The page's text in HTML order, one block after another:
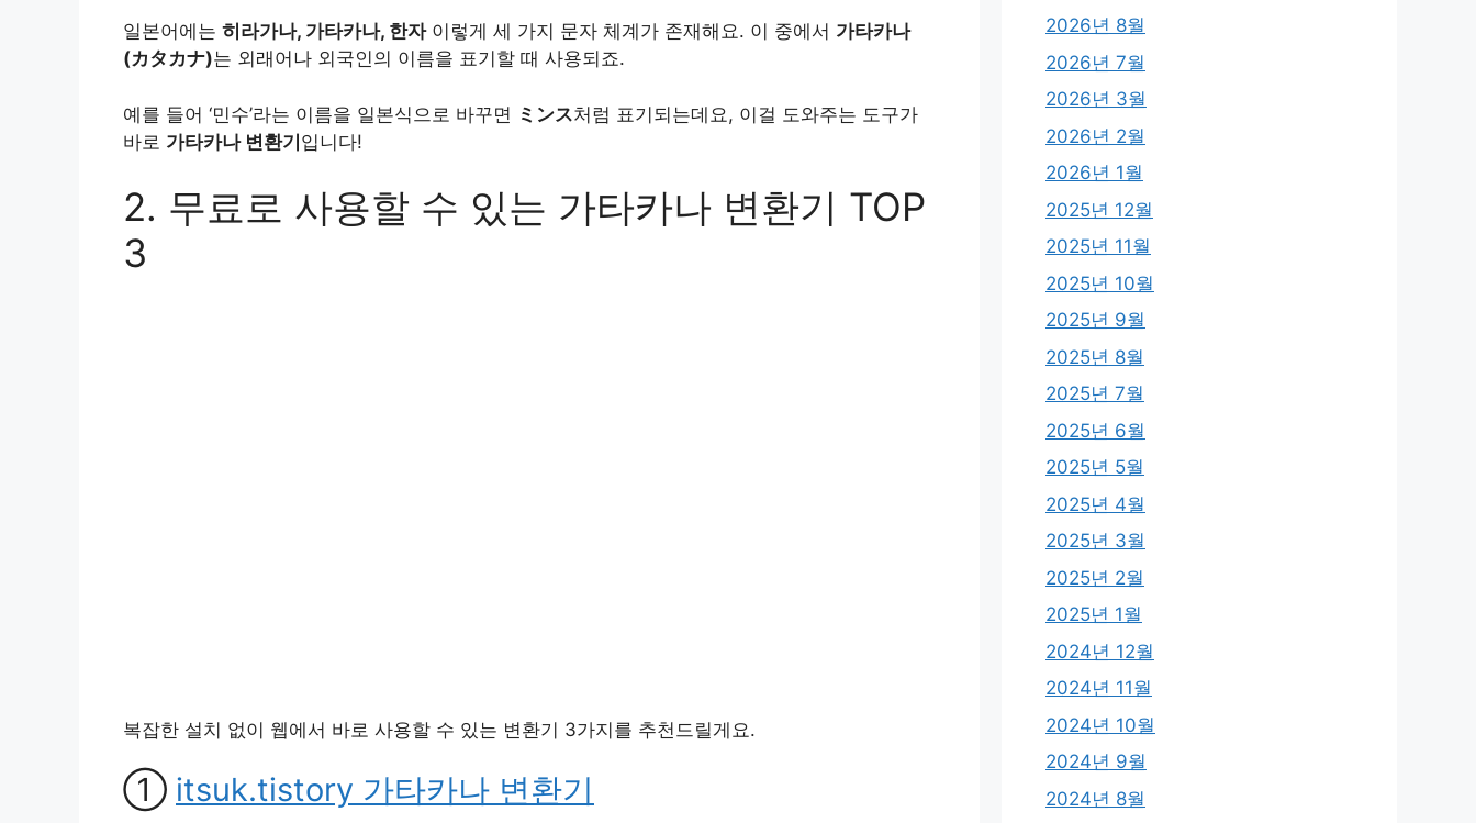
일본어에는 히라가나, 가타카나, 한자이렇게 세 가지 문자 체계가 존재해요. 이 중에서 가타카나
(カタカナ)는 외래어나 외국인의 이름을 표기할 때 사용되죠.
예를 들어 ‘민수’라는 이름을 일본식으로 바꾸면 ミンス처럼 표기되는데요, 이걸 도와주는 도구가
바로 가타카나 변환기입니다!
2. 무료로 사용할 수 있는 가타카나 변환기 TOP
3
복잡한 설치 없이 웹에서 바로 사용할 수 있는 변환기 3가지를 추천드릴게요.
① itsuk.tistory 가타카나 변환기
2026년 8월
2026년 7월
2026년 3월
2026년 2월
2026년 1월
2025년 12월
2025년 11월
2025년 10월
2025년 9월
2025년 8월
2025년 7월
2025년 6월
2025년 5월
2025년 4월
2025년 3월
2025년 2월
2025년 1월
2024년 12월
2024년 11월
2024년 10월
2024년 9월
2024년 8월